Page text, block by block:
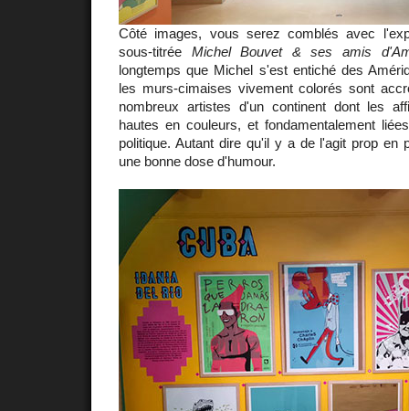
Côté images, vous serez comblés avec
sous-titrée Michel Bouvet & ses amis
longtemps que Michel s'est entiché des
les murs-cimaises vivement colorés sont
nombreux artistes d'un continent dont les
hautes en couleurs, et fondamentalement
politique. Autant dire qu'il y a de l'agit prop en
une bonne dose d'humour.